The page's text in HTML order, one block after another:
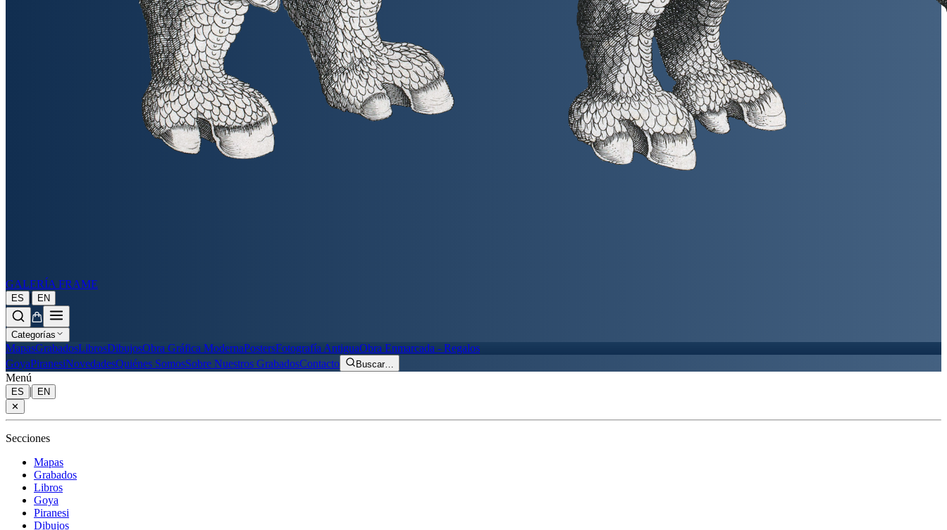
GALERÍA FRAME
ES | EN
Categorías
MapasGrabadosLibrosDibujosObra Gráfica ModernaPostersFotografía AntiguaObra Enmarcada - Regalos
GoyaPiranesiNovedadesQuiénes SomosSobre Nuestros GrabadosContacto Buscar…
Menú
ES |
EN
✕
Secciones
Mapas
Grabados
Libros
Goya
Piranesi
Dibujos